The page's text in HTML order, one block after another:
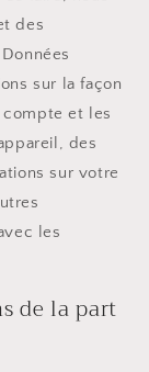
des
sur la façon
et les
des
sur votre
les
de la part